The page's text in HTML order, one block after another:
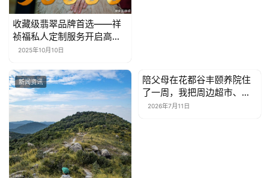
收藏级翡翠品牌首选——祥
祯福私人定制服务开启高端
收藏新体验
2025年10月10日
新闻资讯 新闻资讯
陪父母在花都谷丰颐养院住
了一周，我把周边超市、药
店和菜市场走了个遍
2026年7月11日